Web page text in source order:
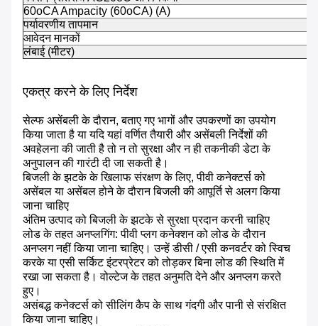
60oCA Ampacity (60oCA) (A)
पर्यावरणीय तापमान
आवेदन मानकों
लंबाई (मीटर)
एकत्र करने के लिए निर्देश
सेल्फ असेंबली के दौरान, बताए गए भागों और उपकरणों का उपयोग
किया जाता है या यदि यहां वर्णित तैयारी और असेंबली निर्देशों की
अवहेलना की जाती है तो न तो सुरक्षा और न ही तकनीकी डेटा के
अनुपालन की गारंटी दी जा सकती है।
बिजली के झटके के खिलाफ संरक्षण के लिए, पीवी कनेक्टर्स को
असेंबल या असेंबल होने के दौरान बिजली की आपूर्ति से अलग किया
जाना चाहिए
अंतिम उत्पाद को बिजली के झटके से सुरक्षा प्रदान करनी चाहिए
लोड के तहत अनप्लगिंग: पीवी प्लग कनेक्शन को लोड के दौरान
अनप्लग नहीं किया जाना चाहिए। उन्हें डीसी / एसी कनवर्टर को स्विच
करके या एसी सर्किट इंटरप्रेटर को तोड़कर बिना लोड की स्थिति में
रखा जा सकता है। वोल्टेज के तहत अनुमति देने और अनप्लग करते
हुए।
असंबद्ध कनेक्टर्स को सीलिंग कैप के साथ गंदगी और पानी से संरक्षित
किया जाना चाहिए।